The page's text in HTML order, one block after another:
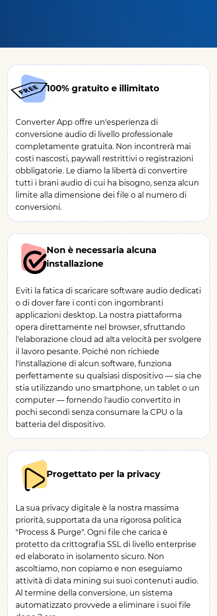
100% gratuito e illimitato
Converter App offre un'esperienza di
conversione audio di livello professionale
completamente gratuita. Non incontrerà mai
costi nascosti, paywall restrittivi o registrazioni
obbligatorie. Le diamo la libertà di convertire
tutti i brani audio di cui ha bisogno, senza alcun
limite alla dimensione dei file o al numero di
conversioni.
Non è necessaria alcuna
installazione
Eviti la fatica di scaricare software audio dedicati
o di dover fare i conti con ingombranti
applicazioni desktop. La nostra piattaforma
opera direttamente nel browser, sfruttando
l'elaborazione cloud ad alta velocità per svolgere
il lavoro pesante. Poiché non richiede
l'installazione di alcun software, funziona
perfettamente su qualsiasi dispositivo — sia che
stia utilizzando uno smartphone, un tablet o un
computer — fornendo l'audio convertito in
pochi secondi senza consumare la CPU o la
batteria del dispositivo.
Progettato per la privacy
La sua privacy digitale è la nostra massima
priorità, supportata da una rigorosa politica
"Process & Purge". Ogni file che carica è
protetto da crittografia SSL di livello enterprise
ed elaborato in isolamento sicuro. Non
ascoltiamo, non copiamo e non eseguiamo
attività di data mining sui suoi contenuti audio.
Al termine della conversione, un sistema
automatizzato provvede a eliminare i suoi file